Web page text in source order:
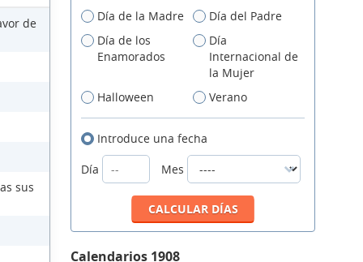
de
sus
Día de la Madre
Día del Padre
Día de los
Enamorados
Día
Internacional de
la Mujer
Halloween
Verano
Introduce una fecha
Día
Mes
Calendarios 1908